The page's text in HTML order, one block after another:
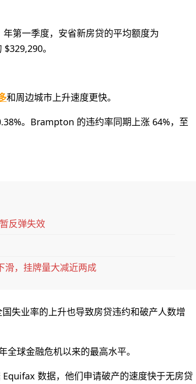
第一季度，安省新房贷的平均额度为
。
和周边城市上升速度更快。
。Brampton 的违约率同期上涨 64%，至
反弹失效
滑，挂牌量大减近两成
失业率的上升也导致房贷违约和破产人数增
球金融危机以来的最高水平。
数据，他们申请破产的速度快于无房贷